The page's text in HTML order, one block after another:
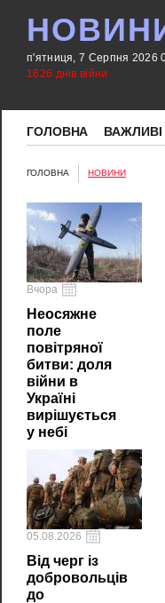
п'ятниця, 7 Серпня 2026
1626 днів війни
ГОЛОВНА
ГОЛОВНА НОВИНИ
Вчора
Неосяжне
поле
повітряної
битви: доля
війни в
Україні
вирішується
у небі
05.08.2026
Від черг із
добровольців
до